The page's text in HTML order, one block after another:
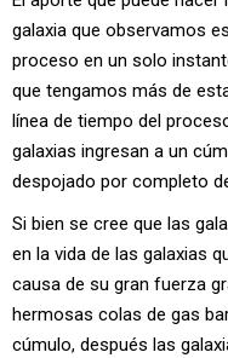
galaxia que observamos
proceso en un solo
que tengamos más de
línea de tiempo del
galaxias ingresan a un
despojado por completo
Si bien se cree que las
en la vida de las galaxias
causa de su gran fuerza
hermosas colas de gas
cúmulo, después las